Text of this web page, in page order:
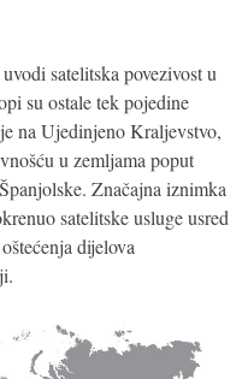
satelitska povezivost u
su ostale tek pojedine
na Ujedinjeno Kraljevstvo,
u zemljama poput
Značajna iznimka
satelitske usluge usred
dijelova